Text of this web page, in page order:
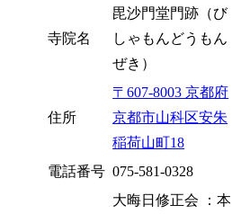
寺院名
毘沙門堂門跡（び
しゃもんどうもん
ぜき）
住所
〒607-8003 京都府
京都市山科区安朱
稲荷山町18
電話番号 075-581-0328
大晦日修正会 ：本